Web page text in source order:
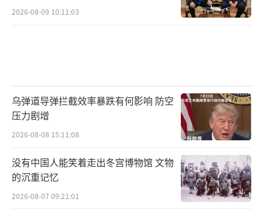
2026-08-09 10:11:03
乌弹道导弹拦截效率暴跌有何影响 防空
压力剧增
2026-08-08 15:11:08
没有中国人能笑着走出冬宫博物馆 文物
的沉重记忆
2026-08-07 09:21:01